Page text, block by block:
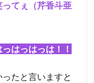
てぇ（芹香斗亜
はっはっは！！
たと言いますと